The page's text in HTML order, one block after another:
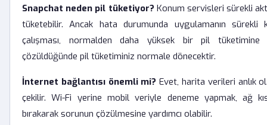
Snapchat neden pil tüketiyor? Konum servisleri sürekli
tüketebilir. Ancak hata durumunda uygulamanın sürekli
çalışması, normalden daha yüksek bir pil
çözüldüğünde pil tüketiminiz normale dönecektir.
İnternet bağlantısı önemli mi? Evet, harita verileri anlık
çekilir. Wi-Fi yerine mobil veriyle deneme yapmak, ağ
bırakarak sorunun çözülmesine yardımcı olabilir.